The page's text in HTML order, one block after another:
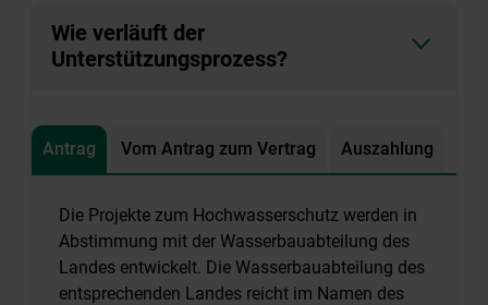
Wie verläuft der
Unterstützungsprozess?
Antrag Vom Antrag zum Vertrag Auszahlung
Die Projekte zum Hochwasserschutz werden in
Abstimmung mit der Wasserbauabteilung des
Landes entwickelt. Die Wasserbauabteilung des
entsprechenden Landes reicht im Namen des